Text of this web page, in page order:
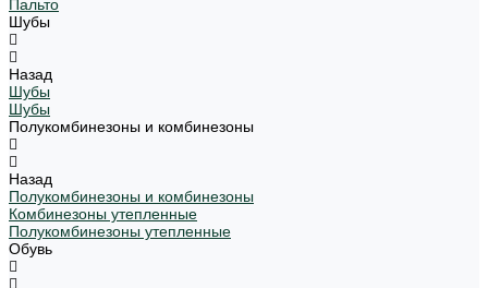
Пальто
Шубы
Назад
Шубы
Шубы
Полукомбинезоны и комбинезоны
Назад
Полукомбинезоны и комбинезоны
Комбинезоны утепленные
Полукомбинезоны утепленные
Обувь